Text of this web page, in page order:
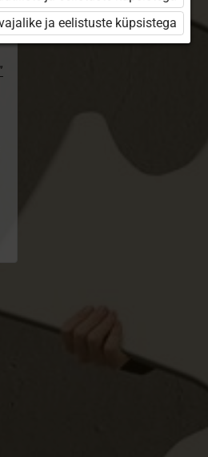
ja eelistuste küpsistega